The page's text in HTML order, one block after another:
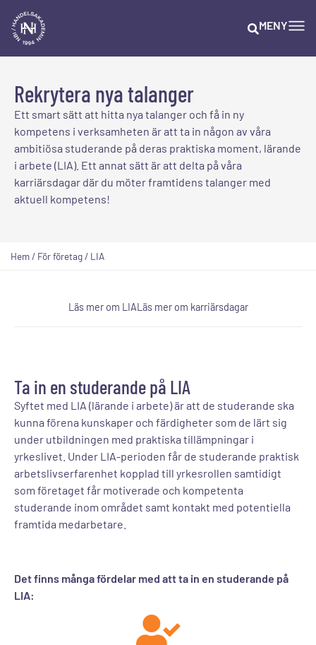
MENY
Rekrytera nya talanger
Ett smart sätt att hitta nya talanger och få in ny
kompetens i verksamheten är att ta in någon av våra
ambitiösa studerande på deras praktiska moment, lärande
i arbete (LIA). Ett annat sätt är att delta på våra
karriärsdagar där du möter framtidens talanger med
aktuell kompetens!
Hem/ För företag/ LIA
Läs mer om LIALäs mer om karriärsdagar
Ta in en studerande på LIA
Syftet med LIA (lärande i arbete) är att de studerande ska
kunna förena kunskaper och färdigheter som de lärt sig
under utbildningen med praktiska tillämpningar i
yrkeslivet. Under LIA-perioden får de studerande praktisk
arbetslivserfarenhet kopplad till yrkesrollen samtidigt
som företaget får motiverade och kompetenta
studerande inom området samt kontakt med potentiella
framtida medarbetare.
Det finns många fördelar med att ta in en studerande på
LIA: